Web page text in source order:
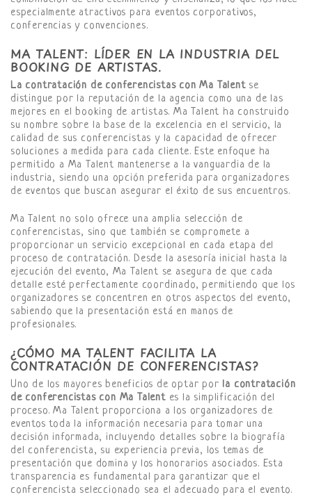
especialmente atractivos para eventos corporativos,
conferencias y convenciones.
MA TALENT: LÍDER EN LA INDUSTRIA DEL
BOOKING DE ARTISTAS.
La contratación de conferencistas con Ma Talentse
distingue por la reputación de la agencia como una de las
mejores en el booking de artistas. Ma Talent ha construido
su nombre sobre la base de la excelencia en el servicio, la
calidad de sus conferencistas y la capacidad de ofrecer
soluciones a medida para cada cliente. Este enfoque ha
permitido a Ma Talent mantenerse a la vanguardia de la
industria, siendo una opción preferida para organizadores
de eventos que buscan asegurar el éxito de sus encuentros.
Ma Talent no solo ofrece una amplia selección de
conferencistas, sino que también se compromete a
proporcionar un servicio excepcional en cada etapa del
proceso de contratación. Desde la asesoría inicial hasta la
ejecución del evento, Ma Talent se asegura de que cada
detalle esté perfectamente coordinado, permitiendo que los
organizadores se concentren en otros aspectos del evento,
sabiendo que la presentación está en manos de
profesionales.
¿CÓMO MA TALENT FACILITA LA
CONTRATACIÓN DE CONFERENCISTAS?
Uno de los mayores beneficios de optar por la contratación
de conferencistas con Ma Talentes la simplificación del
proceso. Ma Talent proporciona a los organizadores de
eventos toda la información necesaria para tomar una
decisión informada, incluyendo detalles sobre la biografía
del conferencista, su experiencia previa, los temas de
presentación que domina y los honorarios asociados. Esta
transparencia es fundamental para garantizar que el
conferencista seleccionado sea el adecuado para el evento.